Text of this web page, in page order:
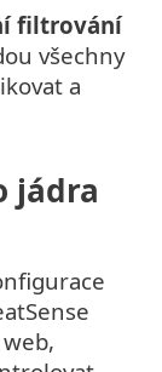
filtrování
všechny
a
jádra